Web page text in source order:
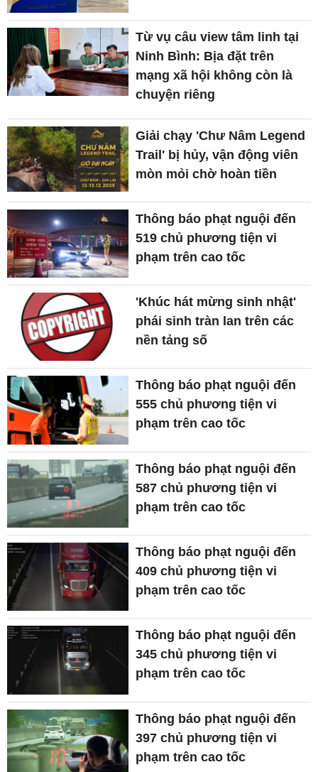
Từ vụ câu view tâm linh tại
Ninh Bình: Bịa đặt trên
mạng xã hội không còn là
chuyện riêng
Giải chạy 'Chư Nâm Legend
Trail' bị hủy, vận động viên
mòn mỏi chờ hoàn tiền
Thông báo phạt nguội đến
519 chủ phương tiện vi
phạm trên cao tốc
'Khúc hát mừng sinh nhật'
phái sinh tràn lan trên các
nền tảng số
Thông báo phạt nguội đến
555 chủ phương tiện vi
phạm trên cao tốc
Thông báo phạt nguội đến
587 chủ phương tiện vi
phạm trên cao tốc
Thông báo phạt nguội đến
409 chủ phương tiện vi
phạm trên cao tốc
Thông báo phạt nguội đến
345 chủ phương tiện vi
phạm trên cao tốc
Thông báo phạt nguội đến
397 chủ phương tiện vi
phạm trên cao tốc